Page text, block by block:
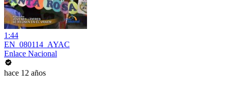
1:44
EN_080114_AYAC
Enlace Nacional
hace 12 años